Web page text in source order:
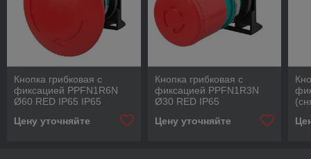
Кнопка грибковая с
фиксацией PPFN1R6N
Ø60 RED IP65 IP65
Цену уточняйте
Кнопка грибковая с
фиксацией PPFN1R3N
Ø30 RED IP65
Цену уточняйте